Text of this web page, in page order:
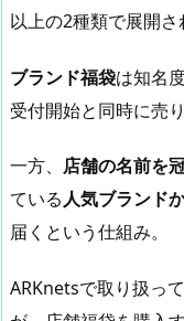
以上の2種類で展開さ
ブランド福袋は知名
受付開始と同時に売
一方、 店舗の名前を
ている人気ブランド
届くという仕組み。
ARKnetsで取り扱っ